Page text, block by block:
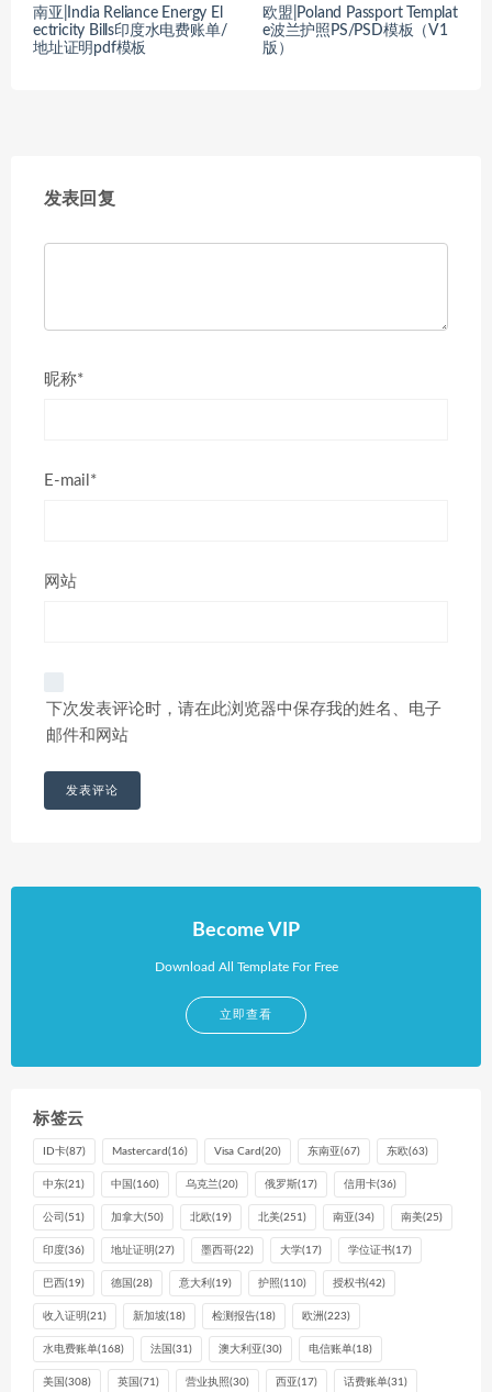
南亚|India Reliance Energy El
ectricity Bills印度水电费账单/
地址证明pdf模板
欧盟|Poland Passport Templat
e波兰护照PS/PSD模板（V1
版）
发表回复
昵称*
E-mail*
网站
下次发表评论时，请在此浏览器中保存我的姓名、电子
邮件和网站
Become VIP
Download All Template For Free
立即查看
标签云
ID卡(87) Mastercard (16) Visa Card (20) 东南亚(67) 东欧(63)
中东(21) 中国 (160) 乌克兰(20) 俄罗斯(17) 信用卡(36)
公司 (51) 加拿大(50) 北欧(19) 北美(251) 南亚(34) 南美(25)
印度(36) 地址证明 (27) 墨西哥(22) 大学(17) 学位证书(17)
巴西(19) 德国 (28) 意大利 (19) 护照(110) 授权书(42)
收入证明 (21) 新加坡(18) 检测报告(18) 欧洲 (223)
水电费账单(168) 法国 (31) 澳大利亚(30) 电信账单(18)
美国 (308) 英国 (71) 营业执照(30) 西亚(17) 话费账单(31)